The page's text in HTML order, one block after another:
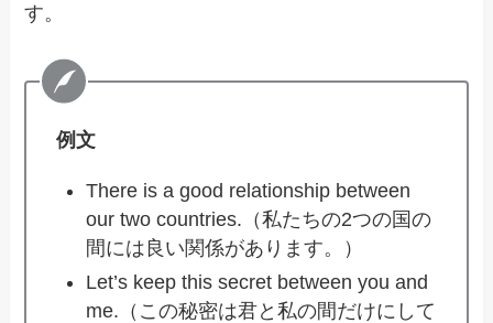
す。
例文
There is a good relationship between
our two countries.（私たちの2つの国の
間には良い関係があります。）
Let’s keep this secret between you and
me.（この秘密は君と私の間だけにして